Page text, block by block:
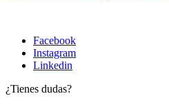
Facebook
Instagram
Linkedin
¿Tienes dudas?